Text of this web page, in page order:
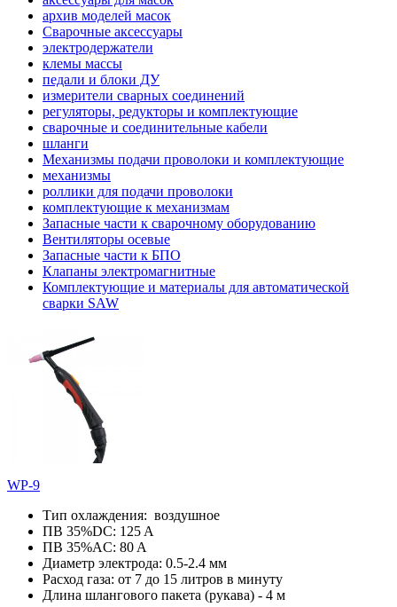
архив моделей масок
Сварочные аксессуары
электродержатели
клемы массы
педали и блоки ДУ
измерители сварных соединений
регуляторы, редукторы и комплектующие
сварочные и соединительные кабели
шланги
Механизмы подачи проволоки и комплектующие
механизмы
роллики для подачи проволоки
комплектующие к механизмам
Запасные части к сварочному оборудованию
Вентиляторы осевые
Запасные части к БПО
Клапаны электромагнитные
Комплектующие и материалы для автоматической
сварки SAW
WP-9
Тип охлаждения: воздушное
ПВ 35%DC: 125 A
ПВ 35%AC: 80 A
Диаметр электрода: 0.5-2.4 мм
Расход газа: от 7 до 15 литров в минуту
Длина шлангового пакета (рукава) - 4 м